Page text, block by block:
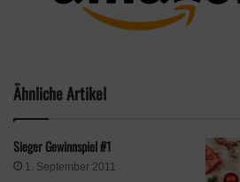
Rock of Ages 3
Ähnliche Artikel
Sieger Gewinnspiel #1
1. September 2011